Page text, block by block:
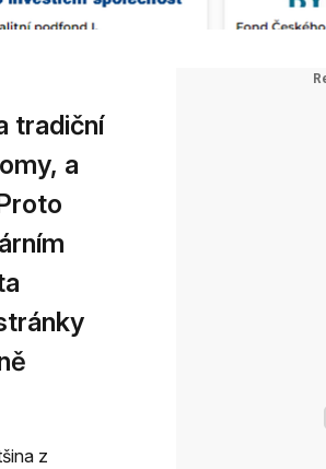
tradiční
a
z